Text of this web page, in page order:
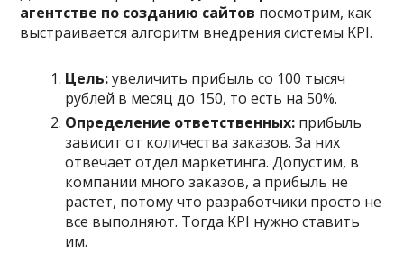
агентстве по созданию сайтов посмотрим, как
выстраивается алгоритм внедрения системы KPI.
Цель:увеличить прибыль со 100 тысяч
рублей в месяц до 150, то есть на 50%.
Определение ответственных: прибыль
зависит от количества заказов. За них
отвечает отдел маркетинга. Допустим, в
компании много заказов, а прибыль не
растет, потому что разработчики просто не
все выполняют. Тогда KPI нужно ставить
им.